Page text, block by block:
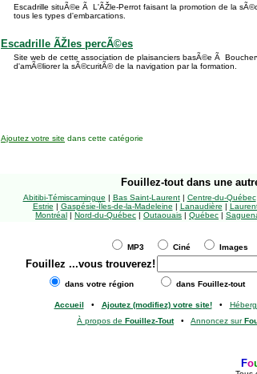
Escadrille situÃ©e Ã L'ÃŽle-Perrot faisant la promotion de la
tous les types d'embarcations.
Escadrille ÃŽles percÃ©es
Site web de cette association de plaisanciers basÃ©e Ã
d'amÃ©liorer la sÃ©curitÃ© de la navigation par la formation.
Ajoutez votre site dans cette catégorie
Fouillez-tout dans une
Abitibi-Témiscamingue | Bas Saint-Laurent| Centre-du-Québec
Estrie | Gaspésie-Îles-de-la-Madeleine | Lanaudière |
Montréal | Nord-du-Québec | Outaouais | Québec |
MP3 Ciné Images
Fouillez ...vous trouverez!
dans votre région dans Fouillez-tout
Accueil • Ajoutez (modifiez) votre site!•
À propos de Fouillez-Tout• Annoncez sur
Fo